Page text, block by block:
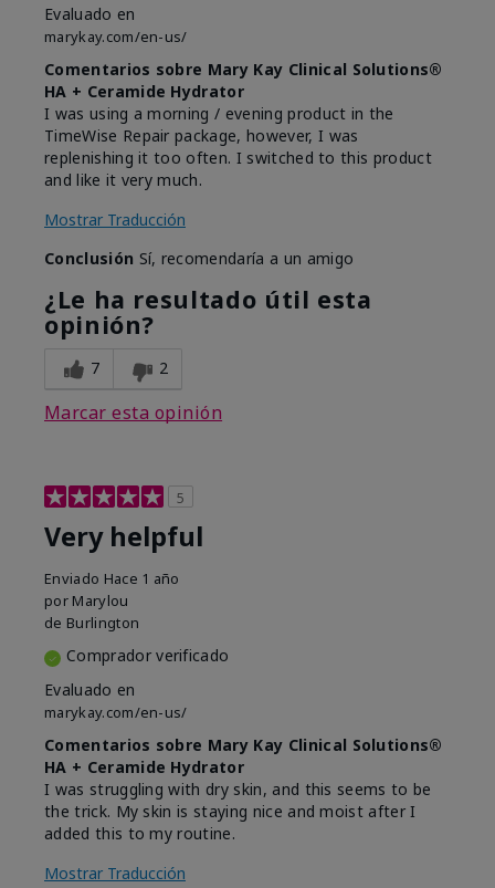
Evaluado en
marykay.com/en-us/
Comentarios sobre Mary Kay Clinical Solutions®
HA + Ceramide Hydrator
I was using a morning / evening product in the
TimeWise Repair package, however, I was
replenishing it too often. I switched to this product
and like it very much.
Mostrar Traducción
Conclusión Sí, recomendaría a un amigo
¿Le ha resultado útil esta
opinión?
7 2
Marcar esta opinión
5
Very helpful
Enviado Hace 1 año
por Marylou
de Burlington
Comprador verificado
Evaluado en
marykay.com/en-us/
Comentarios sobre Mary Kay Clinical Solutions®
HA + Ceramide Hydrator
I was struggling with dry skin, and this seems to be
the trick. My skin is staying nice and moist after I
added this to my routine.
Mostrar Traducción